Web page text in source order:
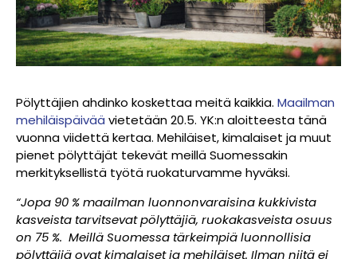
Pölyttäjien ahdinko koskettaa meitä kaikkia. Maailman
mehiläispäivää vietetään 20.5. YK:n aloitteesta tänä
vuonna viidettä kertaa. Mehiläiset, kimalaiset ja muut
pienet pölyttäjät tekevät meillä Suomessakin
merkityksellistä työtä ruokaturvamme hyväksi.
“Jopa 90 % maailman luonnonvaraisina kukkivista
kasveista tarvitsevat pölyttäjiä, ruokakasveista osuus
on 75 %. Meillä Suomessa tärkeimpiä luonnollisia
pölyttäjiä ovat kimalaiset ja mehiläiset. Ilman niitä ei